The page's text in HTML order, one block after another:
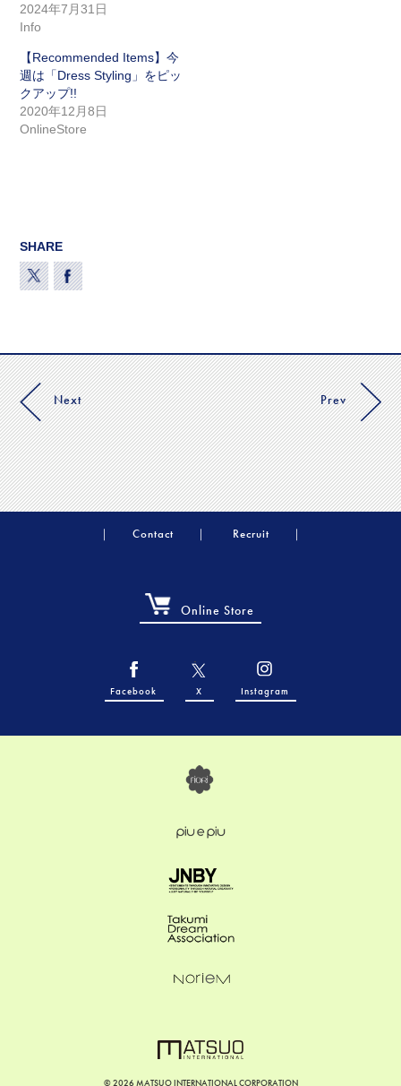
2024年7月31日
Info
【Recommended Items】今
週は「Dress Styling」をピッ
クアップ!!
2020年12月8日
OnlineStore
SHARE
Next Prev
Contact Recruit
Online Store
Facebook X Instagram
©2026 MATSUO INTERNATIONAL CORPORATION